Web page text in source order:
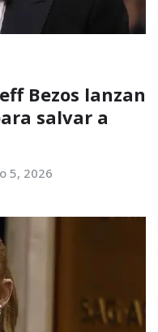
Bezos lanzan
salvar a
5, 2026